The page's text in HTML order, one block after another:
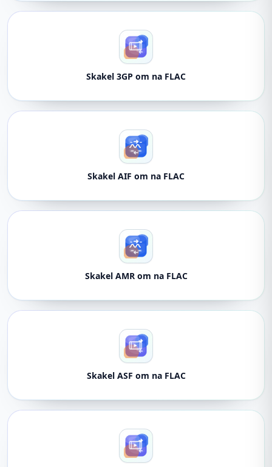
Skakel 3GP om na FLAC
Skakel AIF om na FLAC
Skakel AMR om na FLAC
Skakel ASF om na FLAC